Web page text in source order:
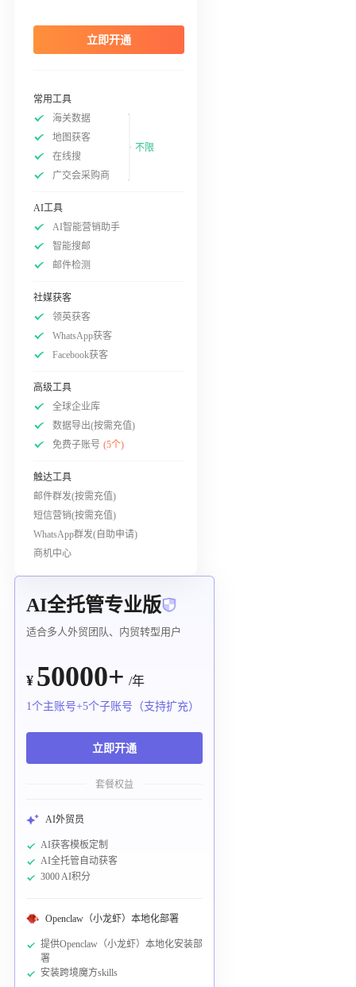
立即开通
常用工具
海关数据
地图获客
在线搜
广交会采购商
不限
AI工具
AI智能营销助手
智能搜邮
邮件检测
社媒获客
领英获客
WhatsApp获客
Facebook获客
高级工具
全球企业库
数据导出(按需充值)
免费子账号 (5个)
触达工具
邮件群发(按需充值)
短信营销(按需充值)
WhatsApp群发(自助申请)
商机中心
AI全托管专业版
适合多人外贸团队、内贸转型用户
¥ 50000+ /年
1个主账号+5个子账号（支持扩充）
立即开通
套餐权益
AI外贸员
AI获客模板定制
AI全托管自动获客
3000 AI积分
Openclaw（小龙虾）本地化部署
提供Openclaw（小龙虾）本地化安装部
署
安装跨境魔方skills